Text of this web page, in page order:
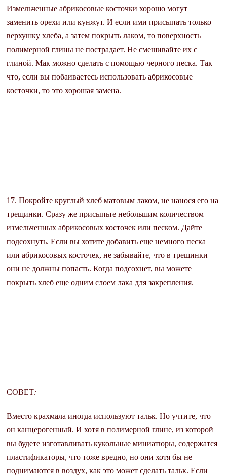
Измельченные абрикосовые косточки хорошо могут
заменить орехи или кунжут. И если ими присыпать только
верхушку хлеба, а затем покрыть лаком, то поверхность
полимерной глины не пострадает. Не смешивайте их с
глиной. Мак можно сделать с помощью черного песка. Так
что, если вы побаиваетесь использовать абрикосовые
косточки, то это хорошая замена.
17. Покройте круглый хлеб матовым лаком, не нанося его на
трещинки. Сразу же присыпьте небольшим количеством
измельченных абрикосовых косточек или песком. Дайте
подсохнуть. Если вы хотите добавить еще немного песка
или абрикосовых косточек, не забывайте, что в трещинки
они не должны попасть. Когда подсохнет, вы можете
покрыть хлеб еще одним слоем лака для закрепления.
СОВЕТ:
Вместо крахмала иногда используют тальк. Но учтите, что
он канцерогенный. И хотя в полимерной глине, из которой
вы будете изготавливать кукольные миниатюры, содержатся
пластификаторы, что тоже вредно, но они хотя бы не
поднимаются в воздух, как это может сделать тальк. Если